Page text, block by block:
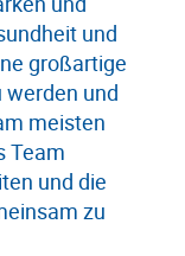
und
großartige
und
meisten
Team
und die
zu